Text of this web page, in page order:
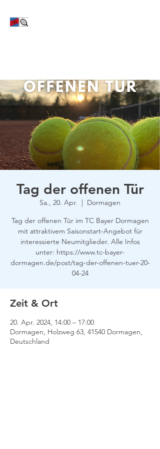
Tag der offenen Tür
Sa., 20. Apr.
  |
Dormagen
Tag der offenen Tür im TC Bayer Dormagen
mit attraktivem Saisonstart-Angebot für
interessierte Neumitglieder. Alle Infos
unter: https://www.tc-bayer-
dormagen.de/post/tag-der-offenen-tuer-20-
04-24
Zeit & Ort
20. Apr. 2024, 14:00 – 17:00
Dormagen, Holzweg 63, 41540 Dormagen,
Deutschland